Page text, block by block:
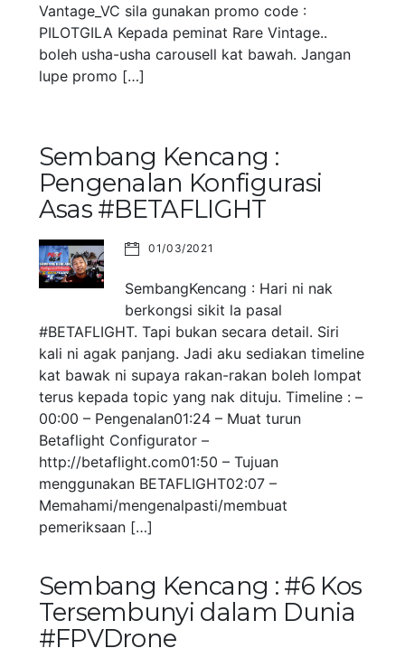
Vantage_VC sila gunakan promo code :
PILOTGILA Kepada peminat Rare Vintage..
boleh usha-usha carousell kat bawah. Jangan
lupe promo […]
Sembang Kencang :
Pengenalan Konfigurasi
Asas #BETAFLIGHT
01/03/2021
SembangKencang : Hari ni nak
berkongsi sikit la pasal
#BETAFLIGHT. Tapi bukan secara detail. Siri
kali ni agak panjang. Jadi aku sediakan timeline
kat bawak ni supaya rakan-rakan boleh lompat
terus kepada topic yang nak dituju. Timeline : –
00:00 – Pengenalan01:24 – Muat turun
Betaflight Configurator –
http://betaflight.com01:50 – Tujuan
menggunakan BETAFLIGHT02:07 –
Memahami/mengenalpasti/membuat
pemeriksaan […]
Sembang Kencang : #6 Kos
Tersembunyi dalam Dunia
#FPVDrone